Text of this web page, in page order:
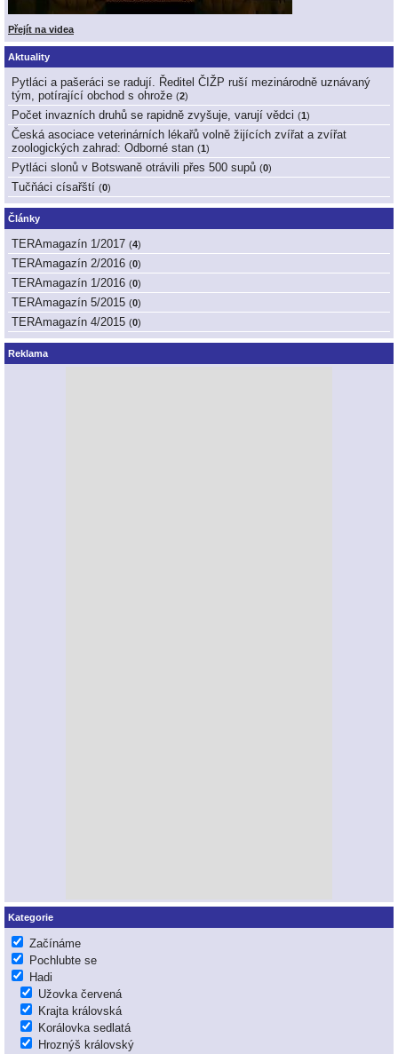
Přejít na videa
Aktuality
Pytláci a pašeráci se radují. Ředitel ČIŽP ruší mezinárodně uznávaný
tým, potírající obchod s ohrože (2)
Počet invazních druhů se rapidně zvyšuje, varují vědci (1 )
Česká asociace veterinárních lékařů volně žijících zvířat a zvířat
zoologických zahrad: Odborné stan (1 )
Pytláci slonů v Botswaně otrávili přes 500 supů (0)
Tučňáci císařští (0)
Články
TERAmagazín 1/2017 (4)
TERAmagazín 2/2016 (0)
TERAmagazín 1/2016 (0)
TERAmagazín 5/2015 (0)
TERAmagazín 4/2015 (0)
Reklama
Kategorie
Začínáme
Pochlubte se
Hadi
Užovka červená
Krajta královská
Korálovka sedlatá
Hroznýš královský